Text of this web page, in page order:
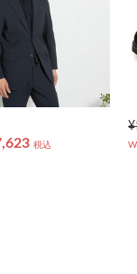
税込